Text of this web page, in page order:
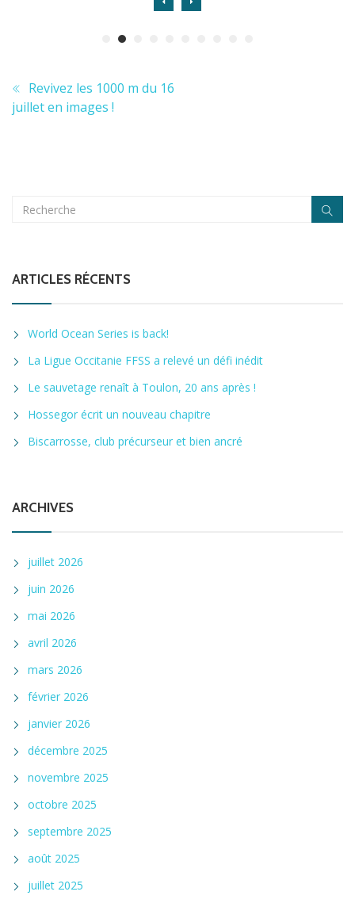
Revivez les 1000 m du 16
juillet en images !
ARTICLES RÉCENTS
World Ocean Series is back!
La Ligue Occitanie FFSS a relevé un défi inédit
Le sauvetage renaît à Toulon, 20 ans après !
Hossegor écrit un nouveau chapitre
Biscarrosse, club précurseur et bien ancré
ARCHIVES
juillet 2026
juin 2026
mai 2026
avril 2026
mars 2026
février 2026
janvier 2026
décembre 2025
novembre 2025
octobre 2025
septembre 2025
août 2025
juillet 2025